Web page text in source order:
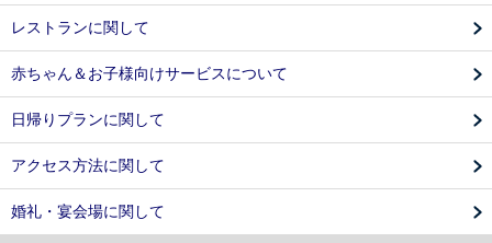
レストランに関して
赤ちゃん＆お子様向けサービスについて
日帰りプランに関して
アクセス方法に関して
婚礼・宴会場に関して